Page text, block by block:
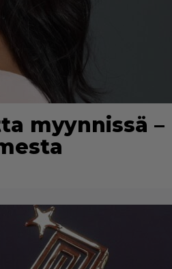
myynnissä –